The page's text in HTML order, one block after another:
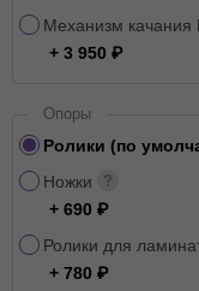
Механизм качания
+ 3 950
Опоры
Ролики (по
Ножки
+ 690
Ролики для
+ 780